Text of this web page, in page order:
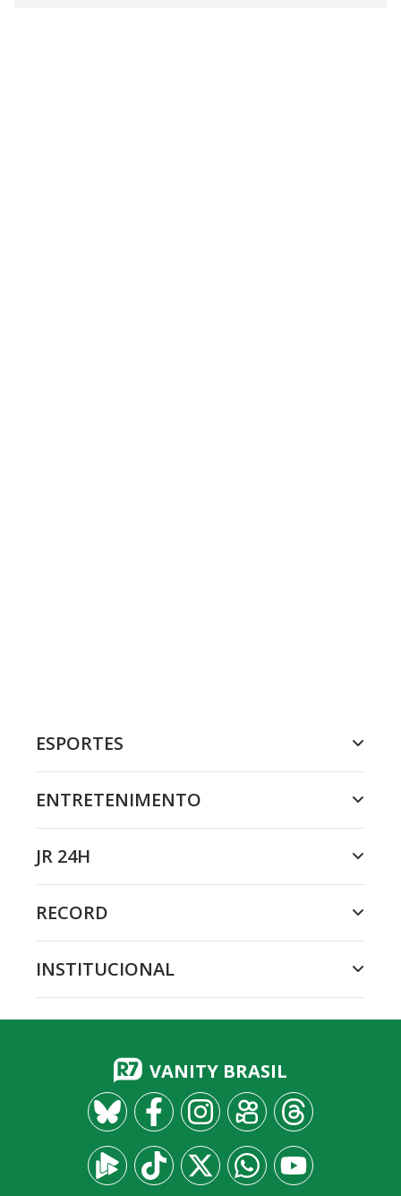
ESPORTES
ENTRETENIMENTO
JR 24H
RECORD
INSTITUCIONAL
VANITY BRASIL